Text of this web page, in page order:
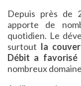
Depuis près de
apporte de
quotidien. Le
surtout la
Débit a favorisé
nombreux